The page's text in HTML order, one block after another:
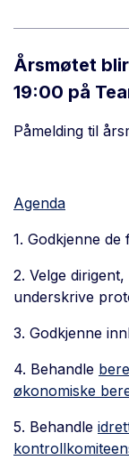
Årsmøtet
19:00 på
Påmelding til
Agenda
1. Godkjenne
2. Velge
underskrive
3. Godkjenne
4. Behandle
økonomiske
5. Behandle